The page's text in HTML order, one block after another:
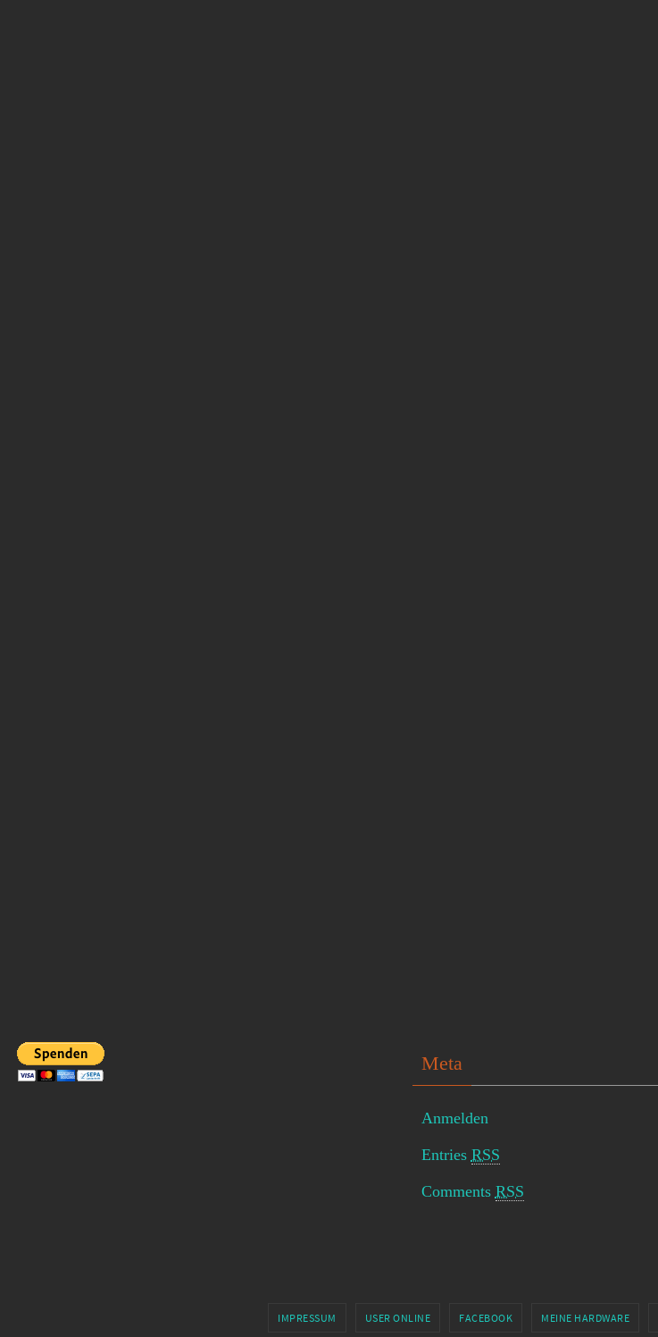
Meta
Anmelden
Entries RSS
Comments RSS
IMPRESSUM USER ONLINE FACEBOOK MEINE HARDWARE